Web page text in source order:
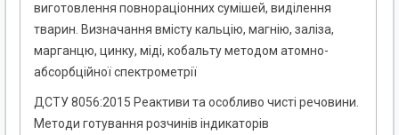
виготовлення повнораціонних сумішей, виділення
тварин. Визначання вмісту кальцію, магнію, заліза,
марганцю, цинку, міді, кобальту методом атомно-
абсорбційної спектрометрії
ДСТУ 8056:2015 Реактиви та особливо чисті речовини.
Методи готування розчинів індикаторів